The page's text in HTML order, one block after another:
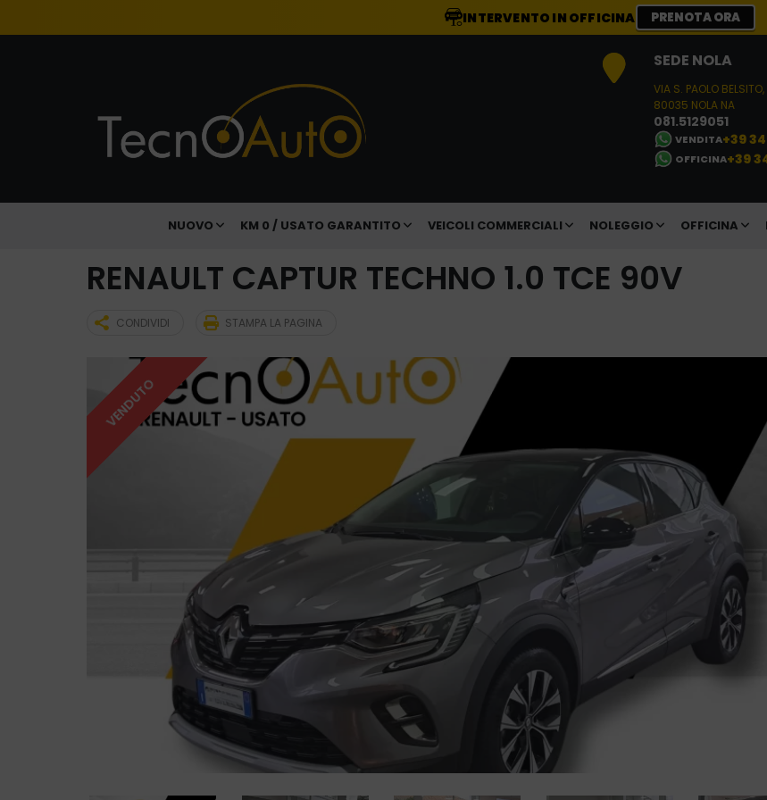
INTERVENTO IN OFFICINA PRENOTA ORA
SEDE NOLA
VIA S. PAOLO BELSITO,
80035 NOLA NA
081.5129051
VENDITA+39
OFFICINA+39
NUOVO KM 0 / USATO GARANTITO VEICOLI COMMERCIALI NOLEGGIO OFFICINA
RENAULT CAPTUR TECHNO 1.0 TCE 90V
CONDIVIDI STAMPA LA PAGINA
VENDUTO